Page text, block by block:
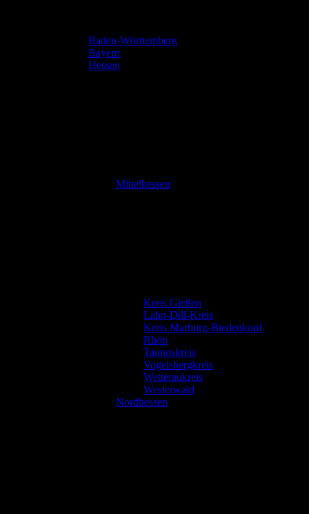
Baden-Württemberg
Bayern
Hessen
Mittelhessen
Kreis Gießen
Lahn-Dill-Kreis
Kreis Marburg-Biedenkopf
Rhön
Taunuskreis
Vogelsbergkreis
Wetteraukreis
Westerwald
Nordhessen